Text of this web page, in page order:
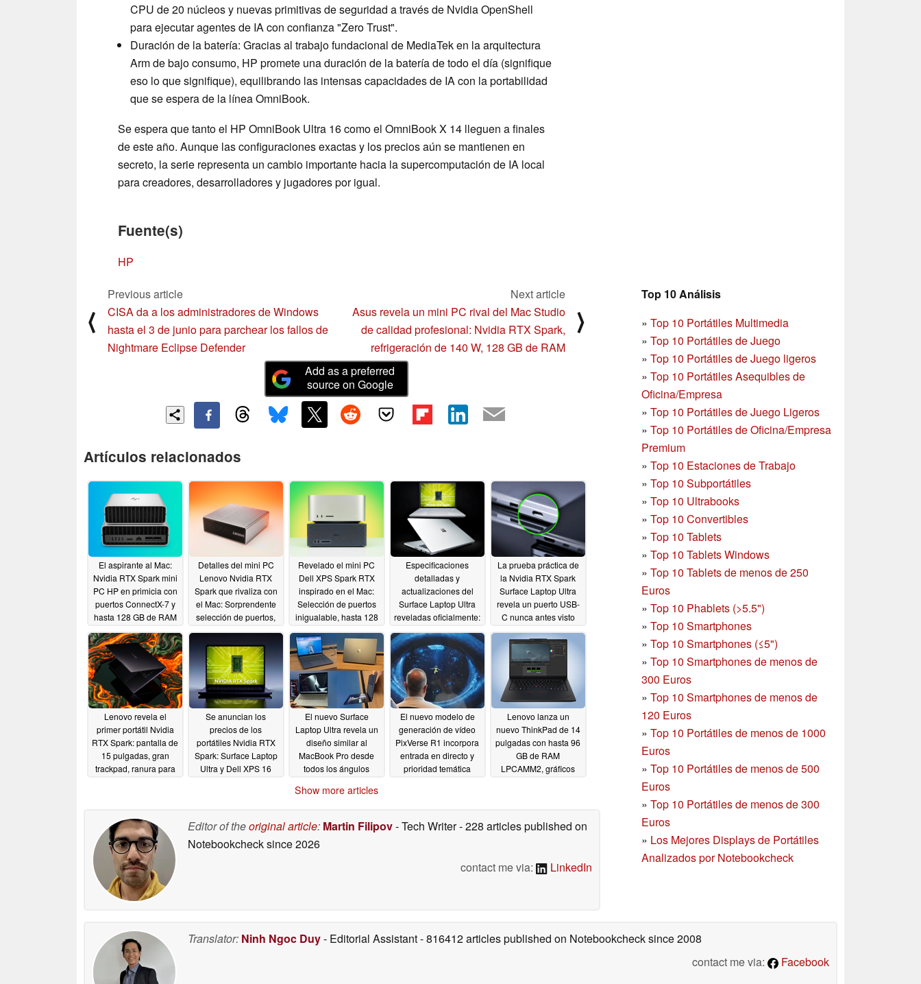
CPU de 20 núcleos y nuevas primitivas de seguridad a través de Nvidia OpenShell
para ejecutar agentes de IA con confianza "Zero Trust".
Duración de la batería: Gracias al trabajo fundacional de MediaTek en la arquitectura
Arm de bajo consumo, HP promete una duración de la batería de todo el día (signifique
eso lo que signifique), equilibrando las intensas capacidades de IA con la portabilidad
que se espera de la línea OmniBook.
Se espera que tanto el HP OmniBook Ultra 16 como el OmniBook X 14 lleguen a finales
de este año. Aunque las configuraciones exactas y los precios aún se mantienen en
secreto, la serie representa un cambio importante hacia la supercomputación de IA local
para creadores, desarrolladores y jugadores por igual.
Fuente(s)
HP
Top 10 Análisis
» Top 10 Portátiles Multimedia
» Top 10 Portátiles de Juego
» Top 10 Portátiles de Juego ligeros
» Top 10 Portátiles Asequibles de
Oficina/Empresa
» Top 10 Portátiles de Juego Ligeros
» Top 10 Portátiles de Oficina/Empresa
Premium
» Top 10 Estaciones de Trabajo
» Top 10 Subportátiles
» Top 10 Ultrabooks
» Top 10 Convertibles
» Top 10 Tablets
» Top 10 Tablets Windows
» Top 10 Tablets de menos de 250
Euros
» Top 10 Phablets (>5.5")
» Top 10 Smartphones
» Top 10 Smartphones (≤5")
» Top 10 Smartphones de menos de
300 Euros
» Top 10 Smartphonesde menos de
120 Euros
» Top 10 Portátiles de menos de 1000
Euros
» Top 10 Portátiles de menos de 500
Euros
» Top 10 Portátiles de menos de 300
Euros
» Los Mejores Displays de Portátiles
Analizados por Notebookcheck
⟨
Previous article
CISA da a los administradores de Windows
hasta el 3 de junio para parchear los fallos de
Nightmare Eclipse Defender
Next article
Asus revela un mini PC rival del Mac Studio
de calidad profesional: Nvidia RTX Spark,
refrigeración de 140 W, 128 GB de RAM
⟩
Add as a preferred
source on Google
Artículos relacionados
El aspirante al Mac:
Nvidia RTX Spark mini
PC HP en primicia con
puertos ConnectX-7 y
hasta 128 GB de RAM
06/08/2026
Detalles del mini PC
Lenovo Nvidia RTX
Spark que rivaliza con
el Mac: Sorprendente
selección de puertos,
06/08/2026
Revelado el mini PC
Dell XPS Spark RTX
inspirado en el Mac:
Selección de puertos
inigualable, hasta 128
06/08/2026
Especificaciones
detalladas y
actualizaciones del
Surface Laptop Ultra
reveladas oficialmente:
Windows 11?
06/04/2026
La prueba práctica de
la Nvidia RTX Spark
Surface Laptop Ultra
revela un puerto USB-
C nunca antes visto
06/03/2026
Lenovo revela el
primer portátil Nvidia
RTX Spark: pantalla de
15 pulgadas, gran
trackpad, ranura para
Se anuncian los
precios de los
portátiles Nvidia RTX
Spark: Surface Laptop
Ultra y Dell XPS 16
El nuevo Surface
Laptop Ultra revela un
diseño similar al
MacBook Pro desde
todos los ángulos
El nuevo modelo de
generación de vídeo
PixVerse R1 incorpora
entrada en directo y
prioridad temática
Lenovo lanza un
nuevo ThinkPad de 14
pulgadas con hasta 96
GB de RAM
LPCAMM2, gráficos
Show more articles
Editor of theoriginal article: Martin Filipov- Tech Writer- 228 articles published on
Notebookchecksince 2026
contact me via:
LinkedIn
Translator: Ninh Ngoc Duy- Editorial Assistant- 816412 articles published on Notebookchecksince 2008
contact me via:
Facebook